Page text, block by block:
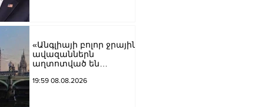
«Անգլիայի բոլոր ջրային
ավազաններն
աղտոտված են
նյութերով»․ Լևոն
19:59 08.08.2026